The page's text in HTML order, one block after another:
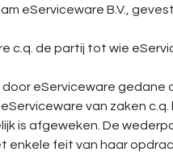
eServiceware B.V.,
c.q. de partij tot wie
eServiceware gedane
van zaken
is afgeweken. De
enkele feit van haar